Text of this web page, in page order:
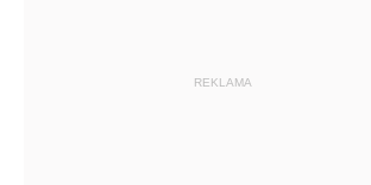
REKLAMA